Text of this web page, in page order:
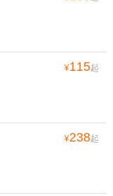
¥115起
¥238起